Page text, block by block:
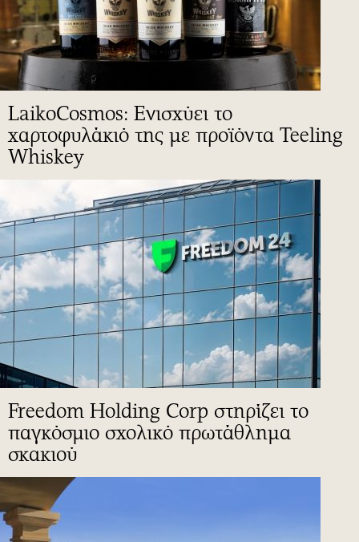
LaikoCosmos: Ενισχύει το
χαρτοφυλάκιό της με προϊόντα Teeling
Whiskey
Freedom Holding Corp στηρίζει το
παγκόσμιο σχολικό πρωτάθλημα
σκακιού